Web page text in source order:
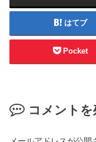
はてブ
Pocket
コメントを